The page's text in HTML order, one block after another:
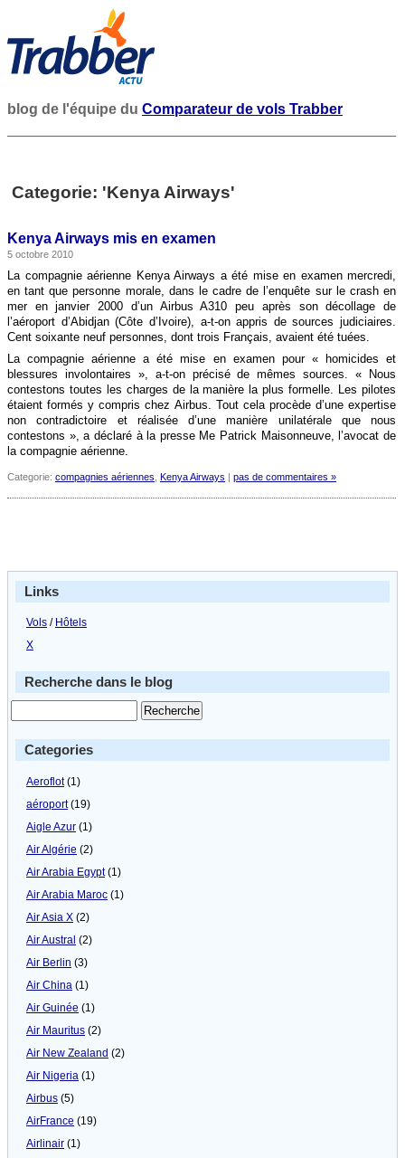
blog de l'équipe du Comparateur de vols Trabber
Categorie: 'Kenya Airways'
Kenya Airways mis en examen
5 octobre 2010
La compagnie aérienne Kenya Airways a été mise en examen mercredi,
en tant que personne morale, dans le cadre de l’enquête sur le crash en
mer en janvier 2000 d’un Airbus A310 peu après son décollage de
l’aéroport d’Abidjan (Côte d’Ivoire), a-t-on appris de sources judiciaires.
Cent soixante neuf personnes, dont trois Français, avaient été tuées.
La compagnie aérienne a été mise en examen pour « homicides et
blessures involontaires », a-t-on précisé de mêmes sources. « Nous
contestons toutes les charges de la manière la plus formelle. Les pilotes
étaient formés y compris chez Airbus. Tout cela procède d’une expertise
non contradictoire et réalisée d’une manière unilatérale que nous
contestons », a déclaré à la presse Me Patrick Maisonneuve, l’avocat de
la compagnie aérienne.
Categorie: compagnies aériennes Kenya Airways | pas de commentaires »
Links
Vols / Hôtels
X
Recherche dans le blog
Categories
Aeroflot(1)
aéroport(19)
Aigle Azur (1)
Air Algérie (2)
Air Arabia Egypt(1)
Air Arabia Maroc (1)
Air Asia X (2)
Air Austral (2)
Air Berlin (3)
Air China (1)
Air Guinée (1)
Air Mauritus (2)
Air New Zealand (2)
Air Nigeria (1)
Airbus (5)
AirFrance (19)
Airlinair (1)